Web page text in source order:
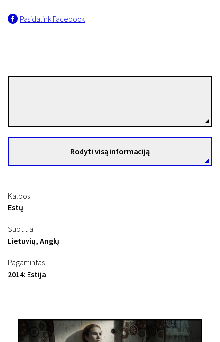
Pasidalink Facebook
Rodyti visą informaciją
Kalbos
Estų
Subtitrai
Lietuvių, Anglų
Pagamintas
2014: Estija